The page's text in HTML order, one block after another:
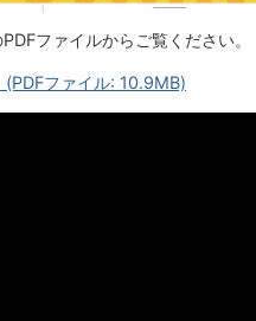
ファイルからご覧ください。
(PDFファイル: 10.9MB)